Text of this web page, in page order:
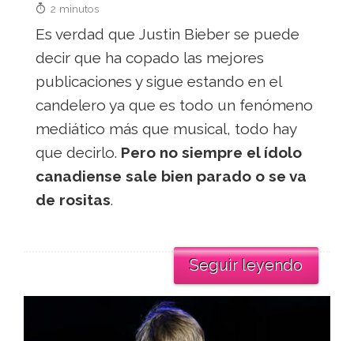
2 minutos
Es verdad que Justin Bieber se puede
decir que ha copado las mejores
publicaciones y sigue estando en el
candelero ya que es todo un fenómeno
mediático más que musical, todo hay
que decirlo. Pero no siempre el ídolo
canadiense sale bien parado o se va
de rositas.
Seguir leyendo